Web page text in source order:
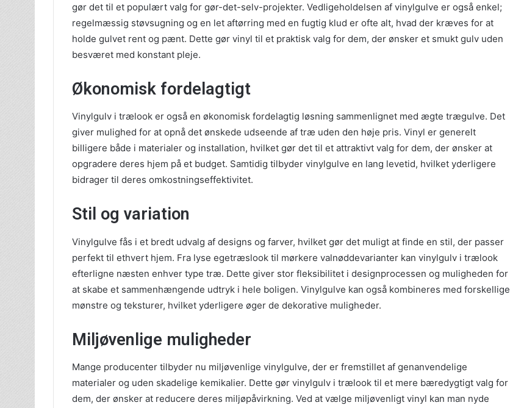
gør det til et populært valg for gør-det-selv-projekter. Vedligeholdelsen af vinylgulve er også enkel;
regelmæssig støvsugning og en let aftørring med en fugtig klud er ofte alt, hvad der kræves for at
holde gulvet rent og pænt. Dette gør vinyl til et praktisk valg for dem, der ønsker et smukt gulv uden
besværet med konstant pleje.
Økonomisk fordelagtigt
Vinylgulv i trælook er også en økonomisk fordelagtig løsning sammenlignet med ægte trægulve. Det
giver mulighed for at opnå det ønskede udseende af træ uden den høje pris. Vinyl er generelt
billigere både i materialer og installation, hvilket gør det til et attraktivt valg for dem, der ønsker at
opgradere deres hjem på et budget. Samtidig tilbyder vinylgulve en lang levetid, hvilket yderligere
bidrager til deres omkostningseffektivitet.
Stil og variation
Vinylgulve fås i et bredt udvalg af designs og farver, hvilket gør det muligt at finde en stil, der passer
perfekt til ethvert hjem. Fra lyse egetræslook til mørkere valnøddevarianter kan vinylgulv i trælook
efterligne næsten enhver type træ. Dette giver stor fleksibilitet i designprocessen og muligheden for
at skabe et sammenhængende udtryk i hele boligen. Vinylgulve kan også kombineres med forskellige
mønstre og teksturer, hvilket yderligere øger de dekorative muligheder.
Miljøvenlige muligheder
Mange producenter tilbyder nu miljøvenlige vinylgulve, der er fremstillet af genanvendelige
materialer og uden skadelige kemikalier. Dette gør vinylgulv i trælook til et mere bæredygtigt valg for
dem, der ønsker at reducere deres miljøpåvirkning. Ved at vælge miljøvenligt vinyl kan man nyde